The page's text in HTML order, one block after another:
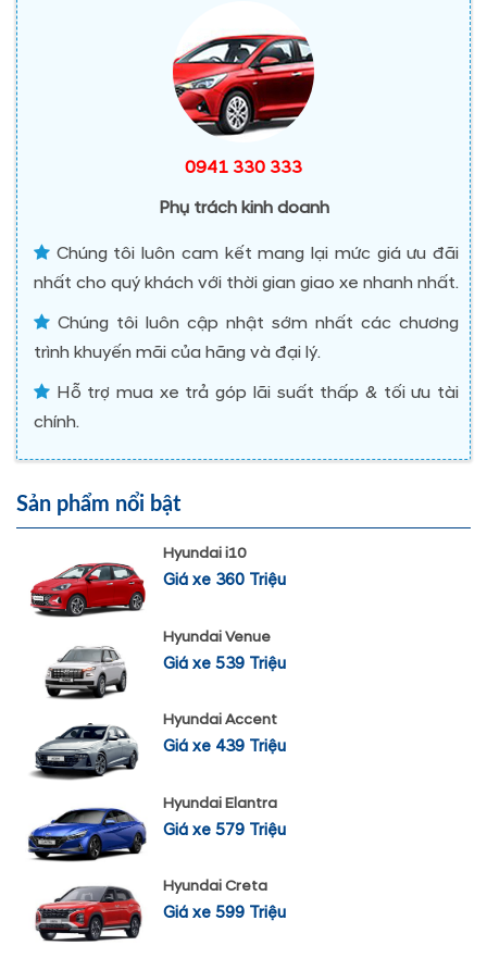
0941 330 333
Phụ trách kinh doanh
Chúng tôi luôn cam kết mang lại mức giá ưu đãi
nhất cho quý khách với thời gian giao xe nhanh nhất.
Chúng tôi luôn cập nhật sớm nhất các chương
trình khuyến mãi của hãng và đại lý.
Hỗ trợ mua xe trả góp lãi suất thấp & tối ưu tài
chính.
Sản phẩm nổi bật
Hyundai i10
Giá xe 360 Triệu
Hyundai Venue
Giá xe 539 Triệu
Hyundai Accent
Giá xe 439 Triệu
Hyundai Elantra
Giá xe 579 Triệu
Hyundai Creta
Giá xe 599 Triệu